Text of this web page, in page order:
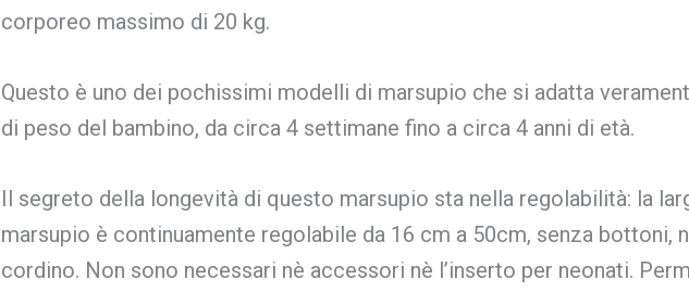
corporeo massimo di 20 kg.
Questo è uno dei pochissimi modelli di marsupio che si adatta
di peso del bambino, da circa 4 settimane fino a circa 4 anni di età.
Il segreto della longevità di questo marsupio sta nella regolabilità: la
marsupio è continuamente regolabile da 16 cm a 50cm, senza bottoni,
cordino. Non sono necessari nè accessori nè l’inserto per neonati.